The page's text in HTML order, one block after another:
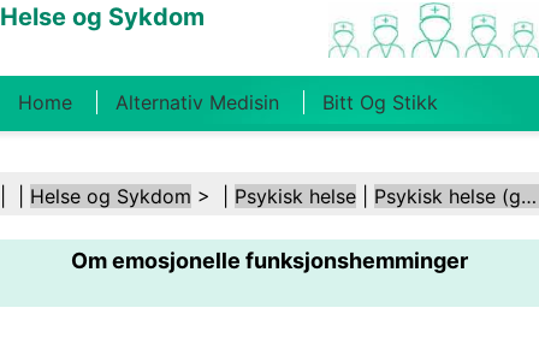
Helse og Sykdom
Home Alternativ Medisin Bitt Og Stikk
Kosthold Og Ernæring Familiehelse
Helsebransjen Psykisk Helse Folkehelse Og
Sikkerhet Kirurgi Og Prosedyrer Helse
Helse og Sykdom > | Psykisk helse Psykisk helse (generelt)
Om emosjonelle funksjonshemminger